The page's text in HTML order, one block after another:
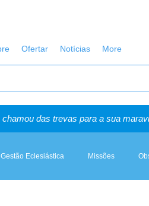
Ofertar Notícias More
das trevas para a sua
Gestão Eclesiástica Missões